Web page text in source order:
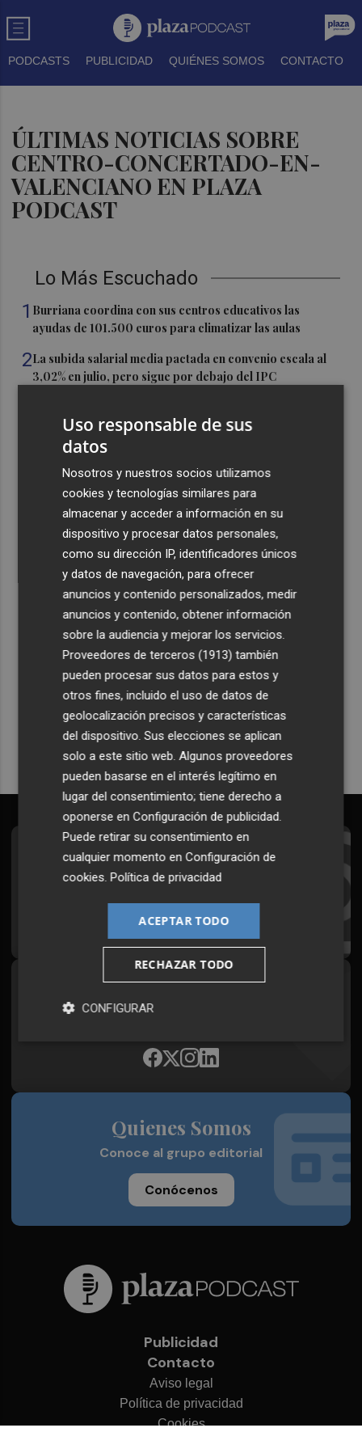
PODCASTS PUBLICIDAD QUIÉNES SOMOS CONTACTO
ÚLTIMAS NOTICIAS SOBRE
CENTRO-CONCERTADO-EN-
VALENCIANO EN PLAZA
PODCAST
Lo Más Escuchado
1 Burriana coordina con sus centros educativos las
ayudas de 101.500 euros para climatizar las aulas
2La subida salarial media pactada en convenio escala al
3,02% en julio, pero sigue por debajo del IPC
aboga por la evaluación para que sea "responsable"
La calle Cantarerías de Cartagena estrena pavimento:
avanza la obra de la Morería Baja como nuevo eje
peatonal hacia San Fernando
La empresa murciana Campounión renuncia al limón y
trasladará su actividad a Fuente Álamo
Recibe toda la actualidad de
Plaza Podcast en tu correo
Quiero suscribirme
Suscríbete al Boletín
Todos los días a primera hora en tu email
¡Quiero suscribirme!
Plaza Podcast, desde cualquier medio
Quienes Somos
Conoce al grupo editorial
Conócenos
Publicidad
Contacto
Aviso legal
Política de privacidad
Cookies
Uso responsable de sus
datos
Nosotros y nuestros socios utilizamos
cookies y tecnologías similares para
almacenar y acceder a información en su
dispositivo y procesar datos personales,
como su dirección IP, identificadores únicos
y datos de navegación, para ofrecer
anuncios y contenido personalizados, medir
anuncios y contenido, obtener información
sobre la audiencia y mejorar los servicios.
Proveedores de terceros (1913) también
pueden procesar sus datos para estos y
otros fines, incluido el uso de datos de
geolocalización precisos y características
del dispositivo. Sus elecciones se aplican
solo a este sitio web. Algunos proveedores
pueden basarse en el interés legítimo en
lugar del consentimiento; tiene derecho a
oponerse enConfiguración de publicidad
Puede retirar su consentimiento en
cualquier momento enConfiguración de
cookies .Política de privacidad
ACEPTAR TODO
RECHAZAR TODO
CONFIGURAR